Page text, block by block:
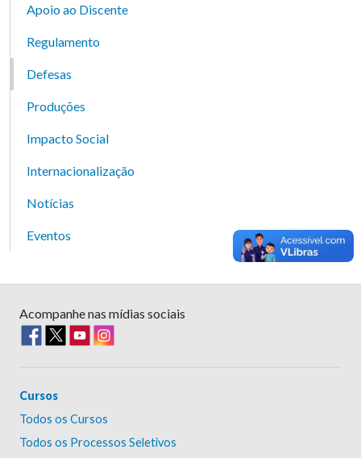
Apoio ao Discente
Regulamento
Defesas
Produções
Impacto Social
Internacionalização
Notícias
Eventos
Acompanhe nas mídias sociais
Cursos
Todos os Cursos
Todos os Processos Seletivos